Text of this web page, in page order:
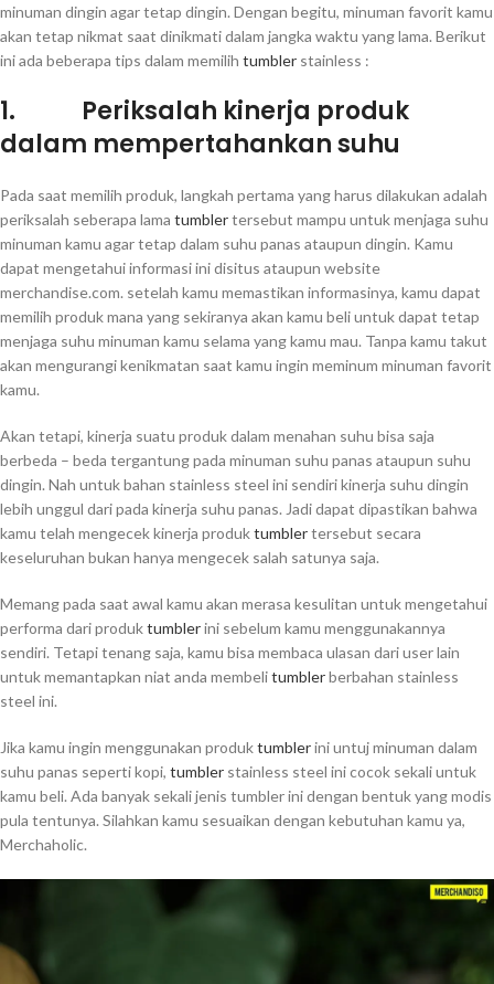
minuman dingin agar tetap dingin. Dengan begitu, minuman favorit kamu
akan tetap nikmat saat dinikmati dalam jangka waktu yang lama. Berikut
ini ada beberapa tips dalam memilih tumbler stainless :
1. Periksalah kinerja produk
dalam mempertahankan suhu
Pada saat memilih produk, langkah pertama yang harus dilakukan adalah
periksalah seberapa lama tumblertersebut mampu untuk menjaga suhu
minuman kamu agar tetap dalam suhu panas ataupun dingin. Kamu
dapat mengetahui informasi ini disitus ataupun website
merchandise.com. setelah kamu memastikan informasinya, kamu dapat
memilih produk mana yang sekiranya akan kamu beli untuk dapat tetap
menjaga suhu minuman kamu selama yang kamu mau. Tanpa kamu takut
akan mengurangi kenikmatan saat kamu ingin meminum minuman favorit
kamu.
Akan tetapi, kinerja suatu produk dalam menahan suhu bisa saja
berbeda – beda tergantung pada minuman suhu panas ataupun suhu
dingin. Nah untuk bahan stainless steel ini sendiri kinerja suhu dingin
lebih unggul dari pada kinerja suhu panas. Jadi dapat dipastikan bahwa
kamu telah mengecek kinerja produktumblertersebut secara
keseluruhan bukan hanya mengecek salah satunya saja.
Memang pada saat awal kamu akan merasa kesulitan untuk mengetahui
performa dari produktumblerini sebelum kamu menggunakannya
sendiri. Tetapi tenang saja, kamu bisa membaca ulasan dari user lain
untuk memantapkan niat anda membelitumblerberbahan stainless
steel ini.
Jika kamu ingin menggunakan produktumblerini untuj minuman dalam
suhu panas seperti kopi, tumbler stainless steel ini cocok sekali untuk
kamu beli. Ada banyak sekali jenis tumbler ini dengan bentuk yang modis
pula tentunya. Silahkan kamu sesuaikan dengan kebutuhan kamu ya,
Merchaholic.